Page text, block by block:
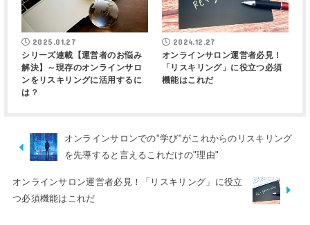
2025.01.27
シリーズ連載【運営者のお悩み
解決】～現存のオンラインサロ
ンをリスキリングに活用するに
は？
2024.12.27
オンラインサロン運営者必見！
「リスキリング」に役立つ必須
機能はこれだ
オンラインサロンでの"学び"がこれからのリスキリング
を先導すると言えるこれだけの"理由"
オンラインサロン運営者必見！「リスキリング」に役立
つ必須機能はこれだ